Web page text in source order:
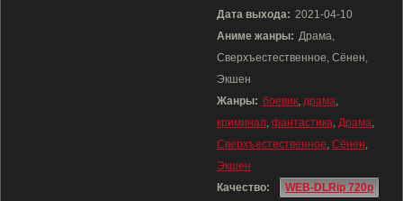
Дата выхода: 2021-04-10
Аниме жанры: Драма,
Сверхъестественное, Сёнен,
Экшен
Жанры: боевик, драма,
криминал, фантастика, Драма,
Сверхъестественное, Сёнен,
Экшен
Качество:
WEB-DLRip 720p